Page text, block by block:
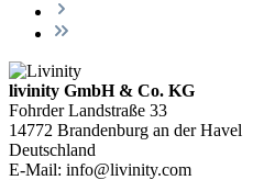
livinity GmbH & Co. KG
Fohrder Landstraße 33
14772 Brandenburg an der Havel
Deutschland
E-Mail: info@livinity.com